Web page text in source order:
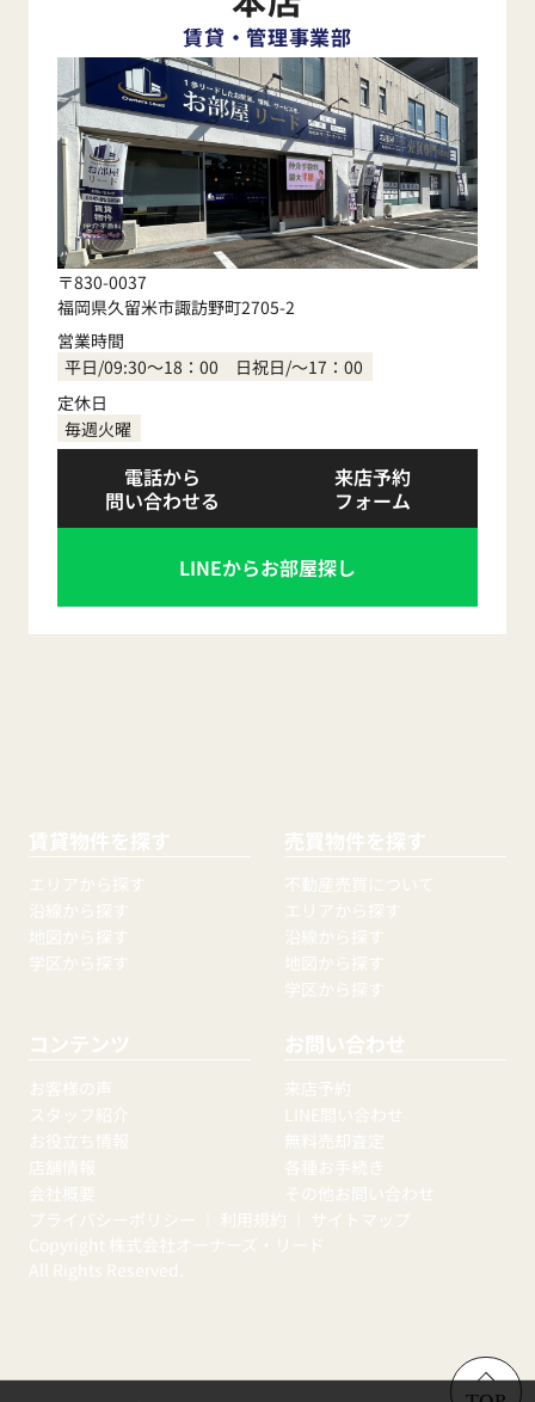
売買店舗
2025年12月29日（月）～2026年1
月5日（月）
【くらしーど24ご加入のお客様】
水漏れ・不具合等の緊急時連絡先
0120-410-554
賃貸・管理事業部
〒830-0037
福岡県久留米市諏訪野町2705-2
営業時間
平日/09:30～18：00 日祝日/～17：00
定休日
毎週火曜
電話から
問い合わせる
来店予約
フォーム
LINEからお部屋探し
賃貸物件を探す
エリアから探す
沿線から探す
地図から探す
学区から探す
売買物件を探す
不動産売買について
エリアから探す
沿線から探す
地図から探す
学区から探す
コンテンツ
お客様の声
スタッフ紹介
お役立ち情報
店舗情報
会社概要
お問い合わせ
来店予約
LINE問い合わせ
無料売却査定
各種お手続き
その他お問い合わせ
プライバシーポリシー
利用規約
サイトマップ
Copyright 株式会社オーナーズ・リード
All Rights Reserved.